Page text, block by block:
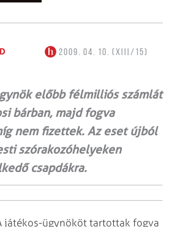
2009. 04. 10. (XIII/15)
előbb félmilliós számlát
bárban, majd fogva
nem fizettek. Az eset újból
szórakozóhelyeken
csapdákra.
játékos-ügynököt tartottak fogva